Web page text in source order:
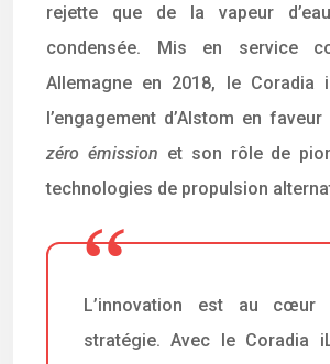
rejette que de la vapeur
condensée. Mis en service
Allemagne en 2018, le Coradia
l’engagement d’Alstom en faveur
zéro émission et son rôle de
technologies de propulsion
L’innovation est au cœur
stratégie. Avec le Coradia